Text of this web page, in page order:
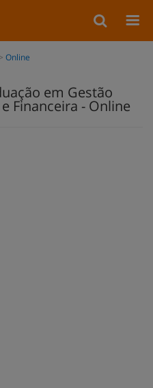
Online
em Gestão
Financeira - Online